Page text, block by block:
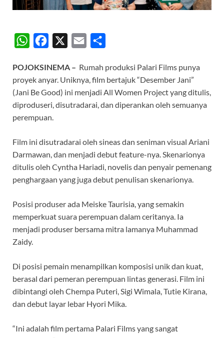
W
a
t
A
p
c
e
b
o
k
a
i
a
r
POJOKSINEMA – Rumah produksi Palari Films punya
proyek anyar. Uniknya, film bertajuk “Desember Jani”
(Jani Be Good) ini menjadi All Women Project yang ditulis,
diproduseri, disutradarai, dan diperankan oleh semuanya
perempuan.
Film ini disutradarai oleh sineas dan seniman visual Ariani
Darmawan, dan menjadi debut feature-nya. Skenarionya
ditulis oleh Cyntha Hariadi, novelis dan penyair pemenang
penghargaan yang juga debut penulisan skenarionya.
Posisi produser ada Meiske Taurisia, yang semakin
memperkuat suara perempuan dalam ceritanya. Ia
menjadi produser bersama mitra lamanya Muhammad
Zaidy.
Di posisi pemain menampilkan komposisi unik dan kuat,
berasal dari pemeran perempuan lintas generasi. Film ini
dibintangi oleh Chempa Puteri, Sigi Wimala, Tutie Kirana,
dan debut layar lebar Hyori Mika.
“Ini adalah film pertama Palari Films yang sangat